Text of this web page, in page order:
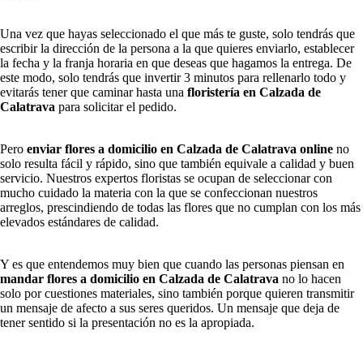
Una vez que hayas seleccionado el que más te guste, solo tendrás que
escribir la dirección de la persona a la que quieres enviarlo, establecer
la fecha y la franja horaria en que deseas que hagamos la entrega. De
este modo, solo tendrás que invertir 3 minutos para rellenarlo todo y
evitarás tener que caminar hasta una floristería en Calzada de
Calatrava para solicitar el pedido.
Pero enviar flores a domicilio en Calzada de Calatrava online no
solo resulta fácil y rápido, sino que también equivale a calidad y buen
servicio. Nuestros expertos floristas se ocupan de seleccionar con
mucho cuidado la materia con la que se confeccionan nuestros
arreglos, prescindiendo de todas las flores que no cumplan con los más
elevados estándares de calidad.
Y es que entendemos muy bien que cuando las personas piensan en
mandar flores a domicilio en Calzada de Calatrava no lo hacen
solo por cuestiones materiales, sino también porque quieren transmitir
un mensaje de afecto a sus seres queridos. Un mensaje que deja de
tener sentido si la presentación no es la apropiada.